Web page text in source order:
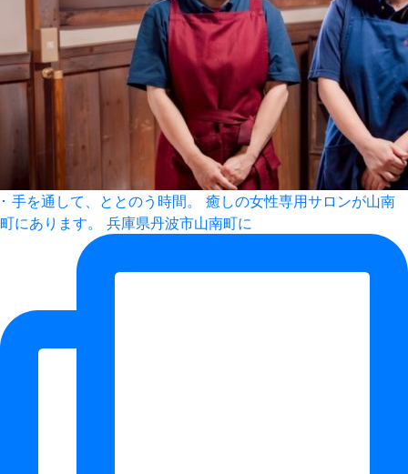
･ 手を通して、ととのう時間。 癒しの女性専用サロンが山南
町にあります。 兵庫県丹波市山南町に